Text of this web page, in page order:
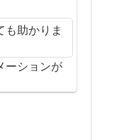
も助かりま
ーションが